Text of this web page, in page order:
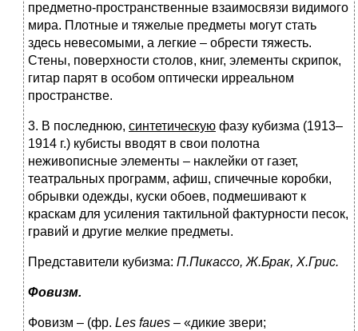
предметно-пространственные взаимосвязи видимого
мира. Плотные и тяжелые предметы могут стать
здесь невесомыми, а легкие – обрести тяжесть.
Стены, поверхности столов, книг, элементы скрипок,
гитар парят в особом оптически ирреальном
пространстве.
3. В последнюю, синтетическую фазу кубизма (1913–
1914 г.) кубисты вводят в свои полотна
неживописные элементы – наклейки от газет,
театральных программ, афиш, спичечные коробки,
обрывки одежды, куски обоев, подмешивают к
краскам для усиления тактильной фактурности песок,
гравий и другие мелкие предметы.
Представители кубизма: П.Пикассо, Ж.Брак, Х.Грис.
Фовизм.
Фовизм – (фр. Les faues – «дикие звери;